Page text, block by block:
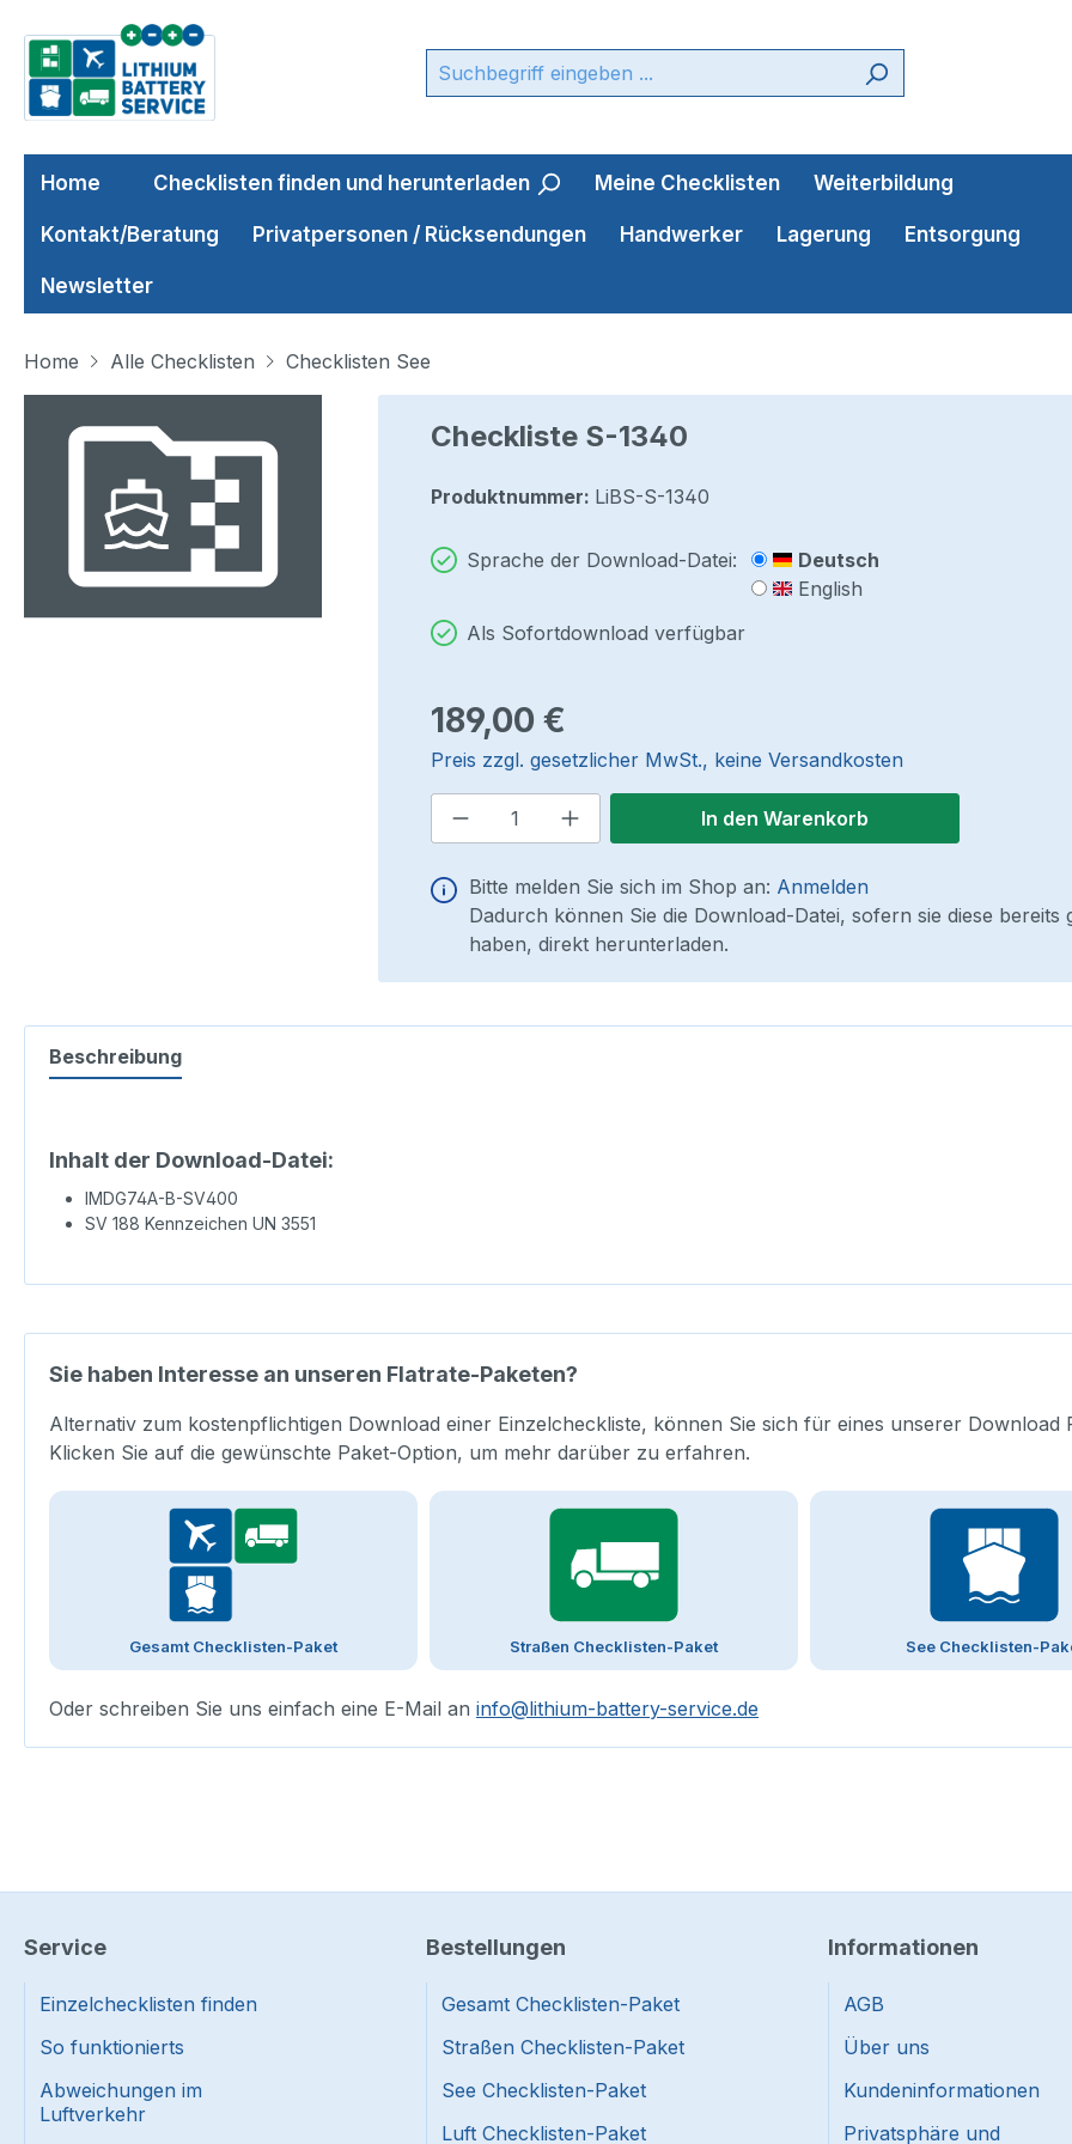
Hauptinhalt springen
Zur Suche springen
Zur Hauptnavigation springen
Home Checklisten finden und herunterladen Meine Checklisten Weiterbildung
Kontakt/Beratung Privatpersonen / Rücksendungen Handwerker Lagerung Entsorgung
Newsletter
Home Alle Checklisten
Checklisten See
Checkliste S-1340
Produktnummer: LiBS-S-1340
Sprache der Download-Datei:
Deutsch
English
Als Sofortdownload verfügbar
Regulärer Preis:
189,00 €
Preis zzgl. gesetzlicher MwSt., keine Versandkosten
Produkt Anzahl: Gib den gewünschten Wert
In den Warenkorb
Bitte melden Sie sich im Shop an: Anmelden
Dadurch können Sie die Download-Datei, sofern sie diese bereits
haben, direkt herunterladen.
Beschreibung
Inhalt der Download-Datei:
IMDG74A-B-SV400
SV 188 Kennzeichen UN 3551
Sie haben Interesse an unseren Flatrate-Paketen?
Alternativ zum kostenpflichtigen Download einer Einzelcheckliste, können Sie sich für eines unserer Download
Klicken Sie auf die gewünschte Paket-Option, um mehr darüber zu erfahren.
Gesamt Checklisten-Paket Straßen Checklisten-Paket See Checklisten-
Oder schreiben Sie uns einfach eine E-Mail an info@lithium-battery-service.de
Service
Einzelchecklisten finden
So funktionierts
Abweichungen im
Luftverkehr
Bestellungen
Gesamt Checklisten-Paket
Straßen Checklisten-Paket
See Checklisten-Paket
Luft Checklisten-Paket
Informationen
AGB
Über uns
Kundeninformationen
Privatsphäre und